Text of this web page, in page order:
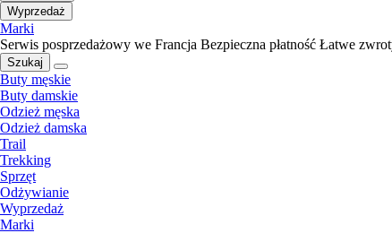
Wyprzedaż
Marki
Serwis posprzedażowy we Francja Bezpieczna płatność Łatwe
Szukaj
Buty męskie
Buty damskie
Odzież męska
Odzież damska
Trail
Trekking
Sprzęt
Odżywianie
Wyprzedaż
Marki